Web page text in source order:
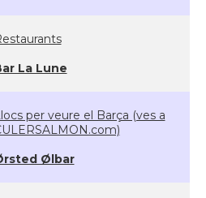
La Lune
per veure el Barça (ves a
Ølbar